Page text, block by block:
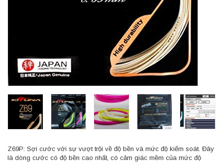
Z69P: Sợi cước với sự vượt trội về độ bền và mức độ kiểm soát. Đây
là dòng cước có độ bền cao nhất, có cảm giác mềm của mức độ